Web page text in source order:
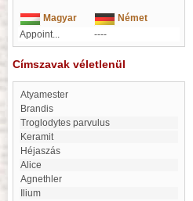
Magyar
Német
Appoint...
----
Címszavak véletlenül
Atyamester
Brandis
Troglodytes parvulus
keramit
Héjaszás
Alice
Agnethler
Ilium